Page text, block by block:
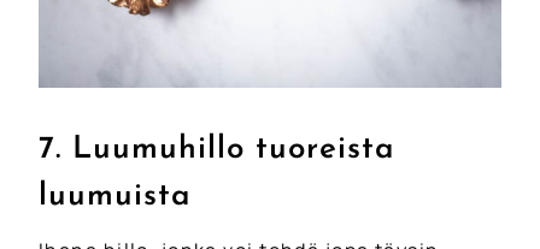
7. Luumuhillo tuoreista
luumuista